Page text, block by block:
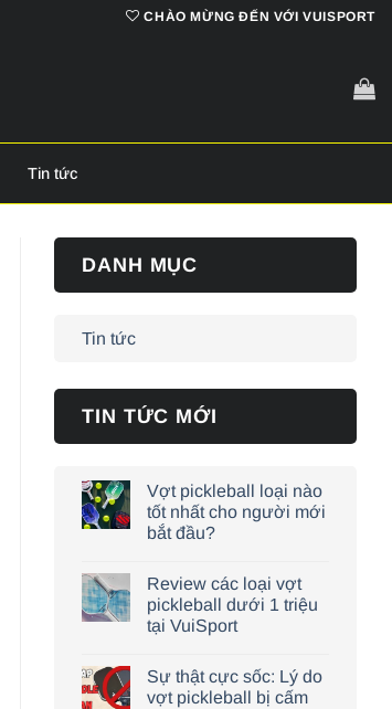
Cam kếtchính hãng 100%
CHÀO MỪNG ĐẾN VỚI VUISPORT
Tin tức
DANH MỤC
Tin tức
TIN TỨC MỚI
Vợt pickleball loại nào
tốt nhất cho người mới
bắt đầu?
Review các loại vợt
pickleball dưới 1 triệu
tại VuiSport
Sự thật cực sốc: Lý do
vợt pickleball bị cấm